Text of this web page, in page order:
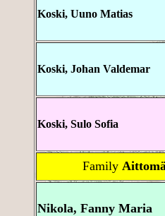
Koski, Uuno Matias
Koski, Johan Valdemar
Koski, Sulo Sofia
Family
Nikola, Fanny Maria